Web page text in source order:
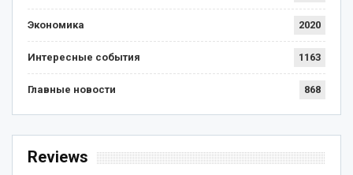
Экономика 2020
Интересные события 1163
Главные новости 868
Reviews